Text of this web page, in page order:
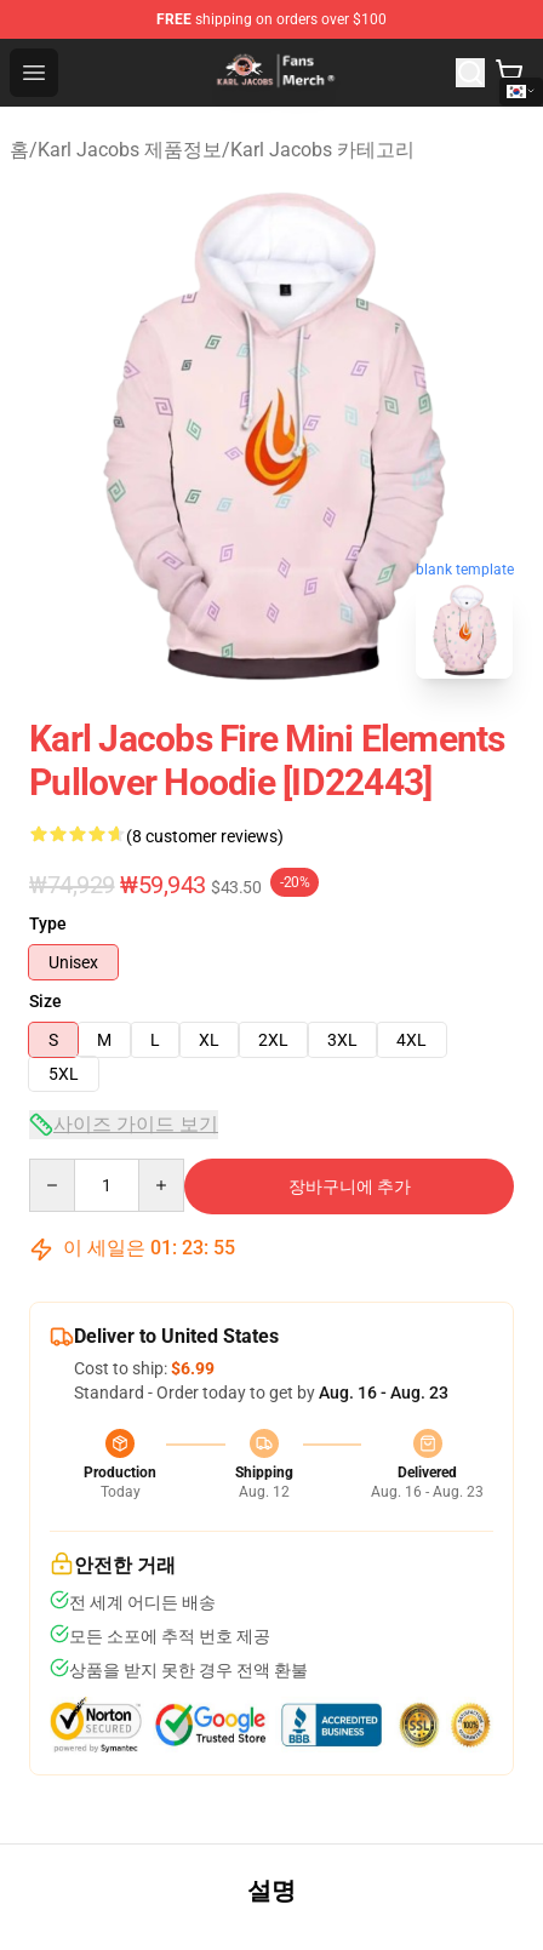
FREE shipping on orders over $100
Open menu
Karl Jacobs Store - Official Karl Jacobs Merchandise
홈/Karl Jacobs 제품정보/Karl Jacobs 카테고리
blank template
Karl Jacobs Fire Mini Elements
Pullover Hoodie [ID22443]
(8 customer reviews)
₩74,929 ₩59,943 $43.50 -20%
Type
Unisex
Size
S
M L XL 2XL 3XL
4XL
5XL
사이즈 가이드 보기
장바구니에 추가
이 세일은 01 : 23: 54
Deliver to United States
Cost to ship:$6.99
Standard - Order today to get byAug. 16 - Aug. 23
Production
Today
Shipping
Aug. 12
Delivered
Aug. 16 - Aug. 23
안전한 거래
전 세계 어디든 배송
모든 소포에 추적 번호 제공
상품을 받지 못한 경우 전액 환불
설명